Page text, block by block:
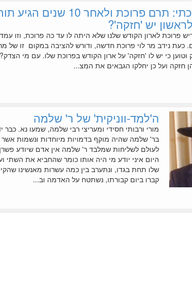
המדור ההלכתי: תרם פרוכת ולאחר 10 שנים
יש 'חזקה'?
פרוכת לארון הקודש שלנו שלא היתה לו עד כה פרוכת, וזו
כעת נידב מר לוי פרוכת חדשה, ודורש להציבה במקום זו של
כי יש לו 'חזקה' על ארון הקודש בפרוכת שלו. עם מי הצדק?
חזקה ועל כן יחלקו הגבאים את המצ...
ה'למד-ווניקית' של ר' שלמה
מורי ורבותי חסידי ומעריצי רבי שלמה, שמעו נא. כבר
בר' שלמה שהיה מוקף בדמויות מיוחדות ונשמות אשר
לעולם לשליחות שמלבד ר' שלמה אין אדם שיודע
היום איני יודע מי היה אותו כומר שהחביא את השתי
שלו תחת בגדו, ונתערב בין כמה עשרות מאנשינו
קברו ביום קבורתו, נשתטח על האדמה וב...